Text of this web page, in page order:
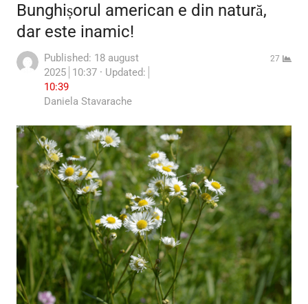
Bunghișorul american e din natură,
dar este inamic!
Published: 18 august
2025 10:37
Updated:
10:39
Author
Daniela Stavarache
27